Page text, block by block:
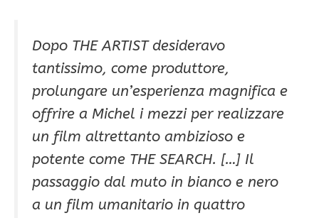
Dopo THE ARTISTdesideravo
tantissimo, come produttore,
prolungare un’esperienza magnifica e
offrire a Michel i mezzi per realizzare
un film altrettanto ambizioso e
potente come THE SEARCH. […] Il
passaggio dal muto in bianco e nero
a un film umanitario in quattro